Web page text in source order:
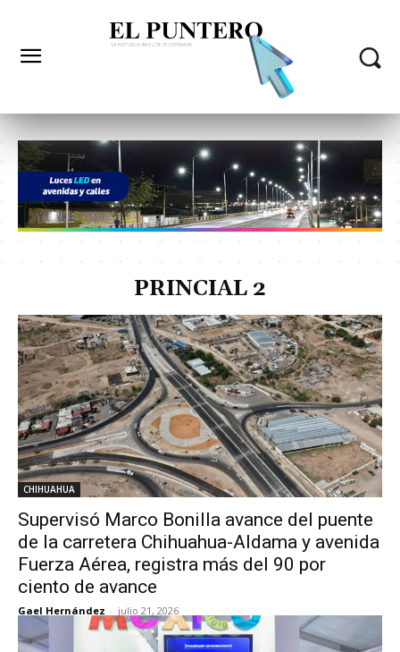
PRINCIAL 2
CHIHUAHUA
Supervisó Marco Bonilla avance del puente
de la carretera Chihuahua-Aldama y avenida
Fuerza Aérea, registra más del 90 por
ciento de avance
Gael Hernández - julio 21, 2026